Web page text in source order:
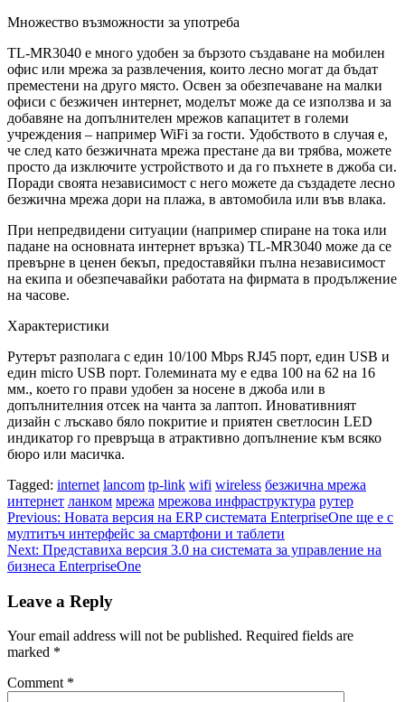
Множество възможности за употреба
TL-MR3040 е много удобен за бързото създаване на мобилен
офис или мрежа за развлечения, които лесно могат да бъдат
преместени на друго място. Освен за обезпечаване на малки
офиси с безжичен интернет, моделът може да се използва и за
добавяне на допълнителен мрежов капацитет в големи
учреждения – например WiFi за гости. Удобството в случая е,
че след като безжичната мрежа престане да ви трябва, можете
просто да изключите устройството и да го пъхнете в джоба си.
Поради своята независимост с него можете да създадете лесно
безжична мрежа дори на плажа, в автомобила или във влака.
При непредвидени ситуации (например спиране на тока или
падане на основната интернет връзка) TL-MR3040 може да се
превърне в ценен бекъп, предоставяйки пълна независимост
на екипа и обезпечавайки работата на фирмата в продължение
на часове.
Характеристики
Рутерът разполага с един 10/100 Mbps RJ45 порт, един USB и
един micro USB порт. Големината му е едва 100 на 62 на 16
мм., което го прави удобен за носене в джоба или в
допълнителния отсек на чанта за лаптоп. Иновативният
дизайн с лъскаво бяло покритие и приятен светлосин LED
индикатор го превръща в атрактивно допълнение към всяко
бюро или масичка.
Tagged: internet lancom tp-link wifi wireless безжична мрежа
интернет ланком мрежа мрежова инфраструктура рутер
Post
navigation
Previous: Новата версия на ERP системата EnterpriseOne ще е с
мултитъч интерфейс за смартфони и таблети
Next: Представиха версия 3.0 на системата за управление на
бизнеса EnterpriseOne
Leave a Reply
Your email address will not be published. Required fields are
marked *
Comment *